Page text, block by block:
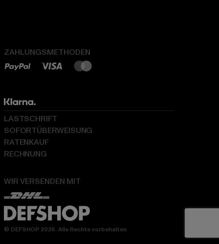
ZAHLUNGSMETHODEN
WIR VERSENDEN MIT
LASTSCHRIFT
SOFORTÜBERWEISUNG
RATENKAUF
RECHNUNG
© DEFSHOP 2026. Alle Rechte vorbehalten